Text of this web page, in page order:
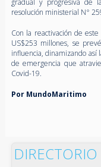
resolución ministerial N°
Con la reactivación de
US$253 millones, se
influencia, dinamizando así
de emergencia que
Covid-19.
Por MundoMaritimo
DIRECTORIO